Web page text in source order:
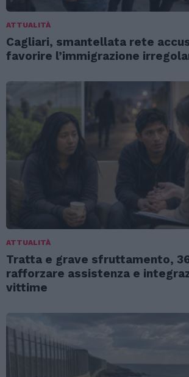
ATTUALITÀ
Cagliari, smantellata rete
favorire l’immigrazione
ATTUALITÀ
Tratta e grave sfruttamento,
rafforzare assistenza e
vittime